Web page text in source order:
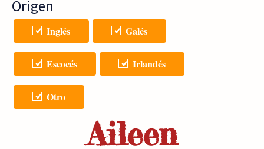
Origen
Inglés Galés
Escocés Irlandés
Otro
Aileen